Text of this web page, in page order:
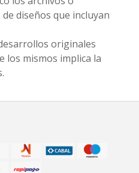
diseños que incluyan
originales
los mismos implica la